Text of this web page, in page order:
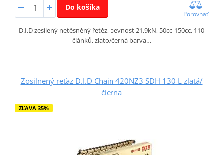
Do košíka
Porovnať
D.I.D zesílený netěsněný řetěz, pevnost 21,9kN, 50cc-150cc, 110
článků, zlato/černá barva…
Zosilnený reťaz D.I.D Chain 420NZ3 SDH 130 L zlatá/
čierna
ZĽAVA 35%